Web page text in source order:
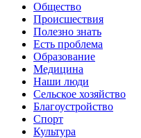
Общество
Происшествия
Полезно знать
Есть проблема
Образование
Медицина
Наши люди
Сельское хозяйство
Благоустройство
Спорт
Культура